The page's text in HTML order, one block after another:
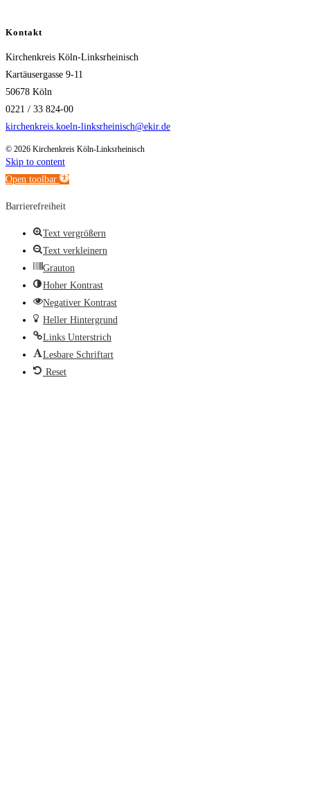
Kontakt
Kirchenkreis Köln-Linksrheinisch
Kartäusergasse 9-11
50678 Köln
0221 / 33 824-00
kirchenkreis.koeln-linksrheinisch@ekir.de
© 2026 Kirchenkreis Köln-Linksrheinisch
Skip to content
Open toolbar
Barrierefreiheit
Text vergrößern
Text verkleinern
Grauton
Hoher Kontrast
Negativer Kontrast
Heller Hintergrund
Links Unterstrich
Lesbare Schriftart
Reset